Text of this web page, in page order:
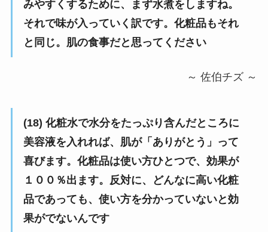
みやすくするために、まず水煮をしますね。
それで味が入っていく訳です。化粧品もそれ
と同じ。肌の食事だと思ってください
～ 佐伯チズ ～
(18) 化粧水で水分をたっぷり含んだところに
美容液を入れれば、肌が「ありがとう」って
喜びます。化粧品は使い方ひとつで、効果が
１００％出ます。反対に、どんなに高い化粧
品であっても、使い方を分かっていないと効
果がでないんです